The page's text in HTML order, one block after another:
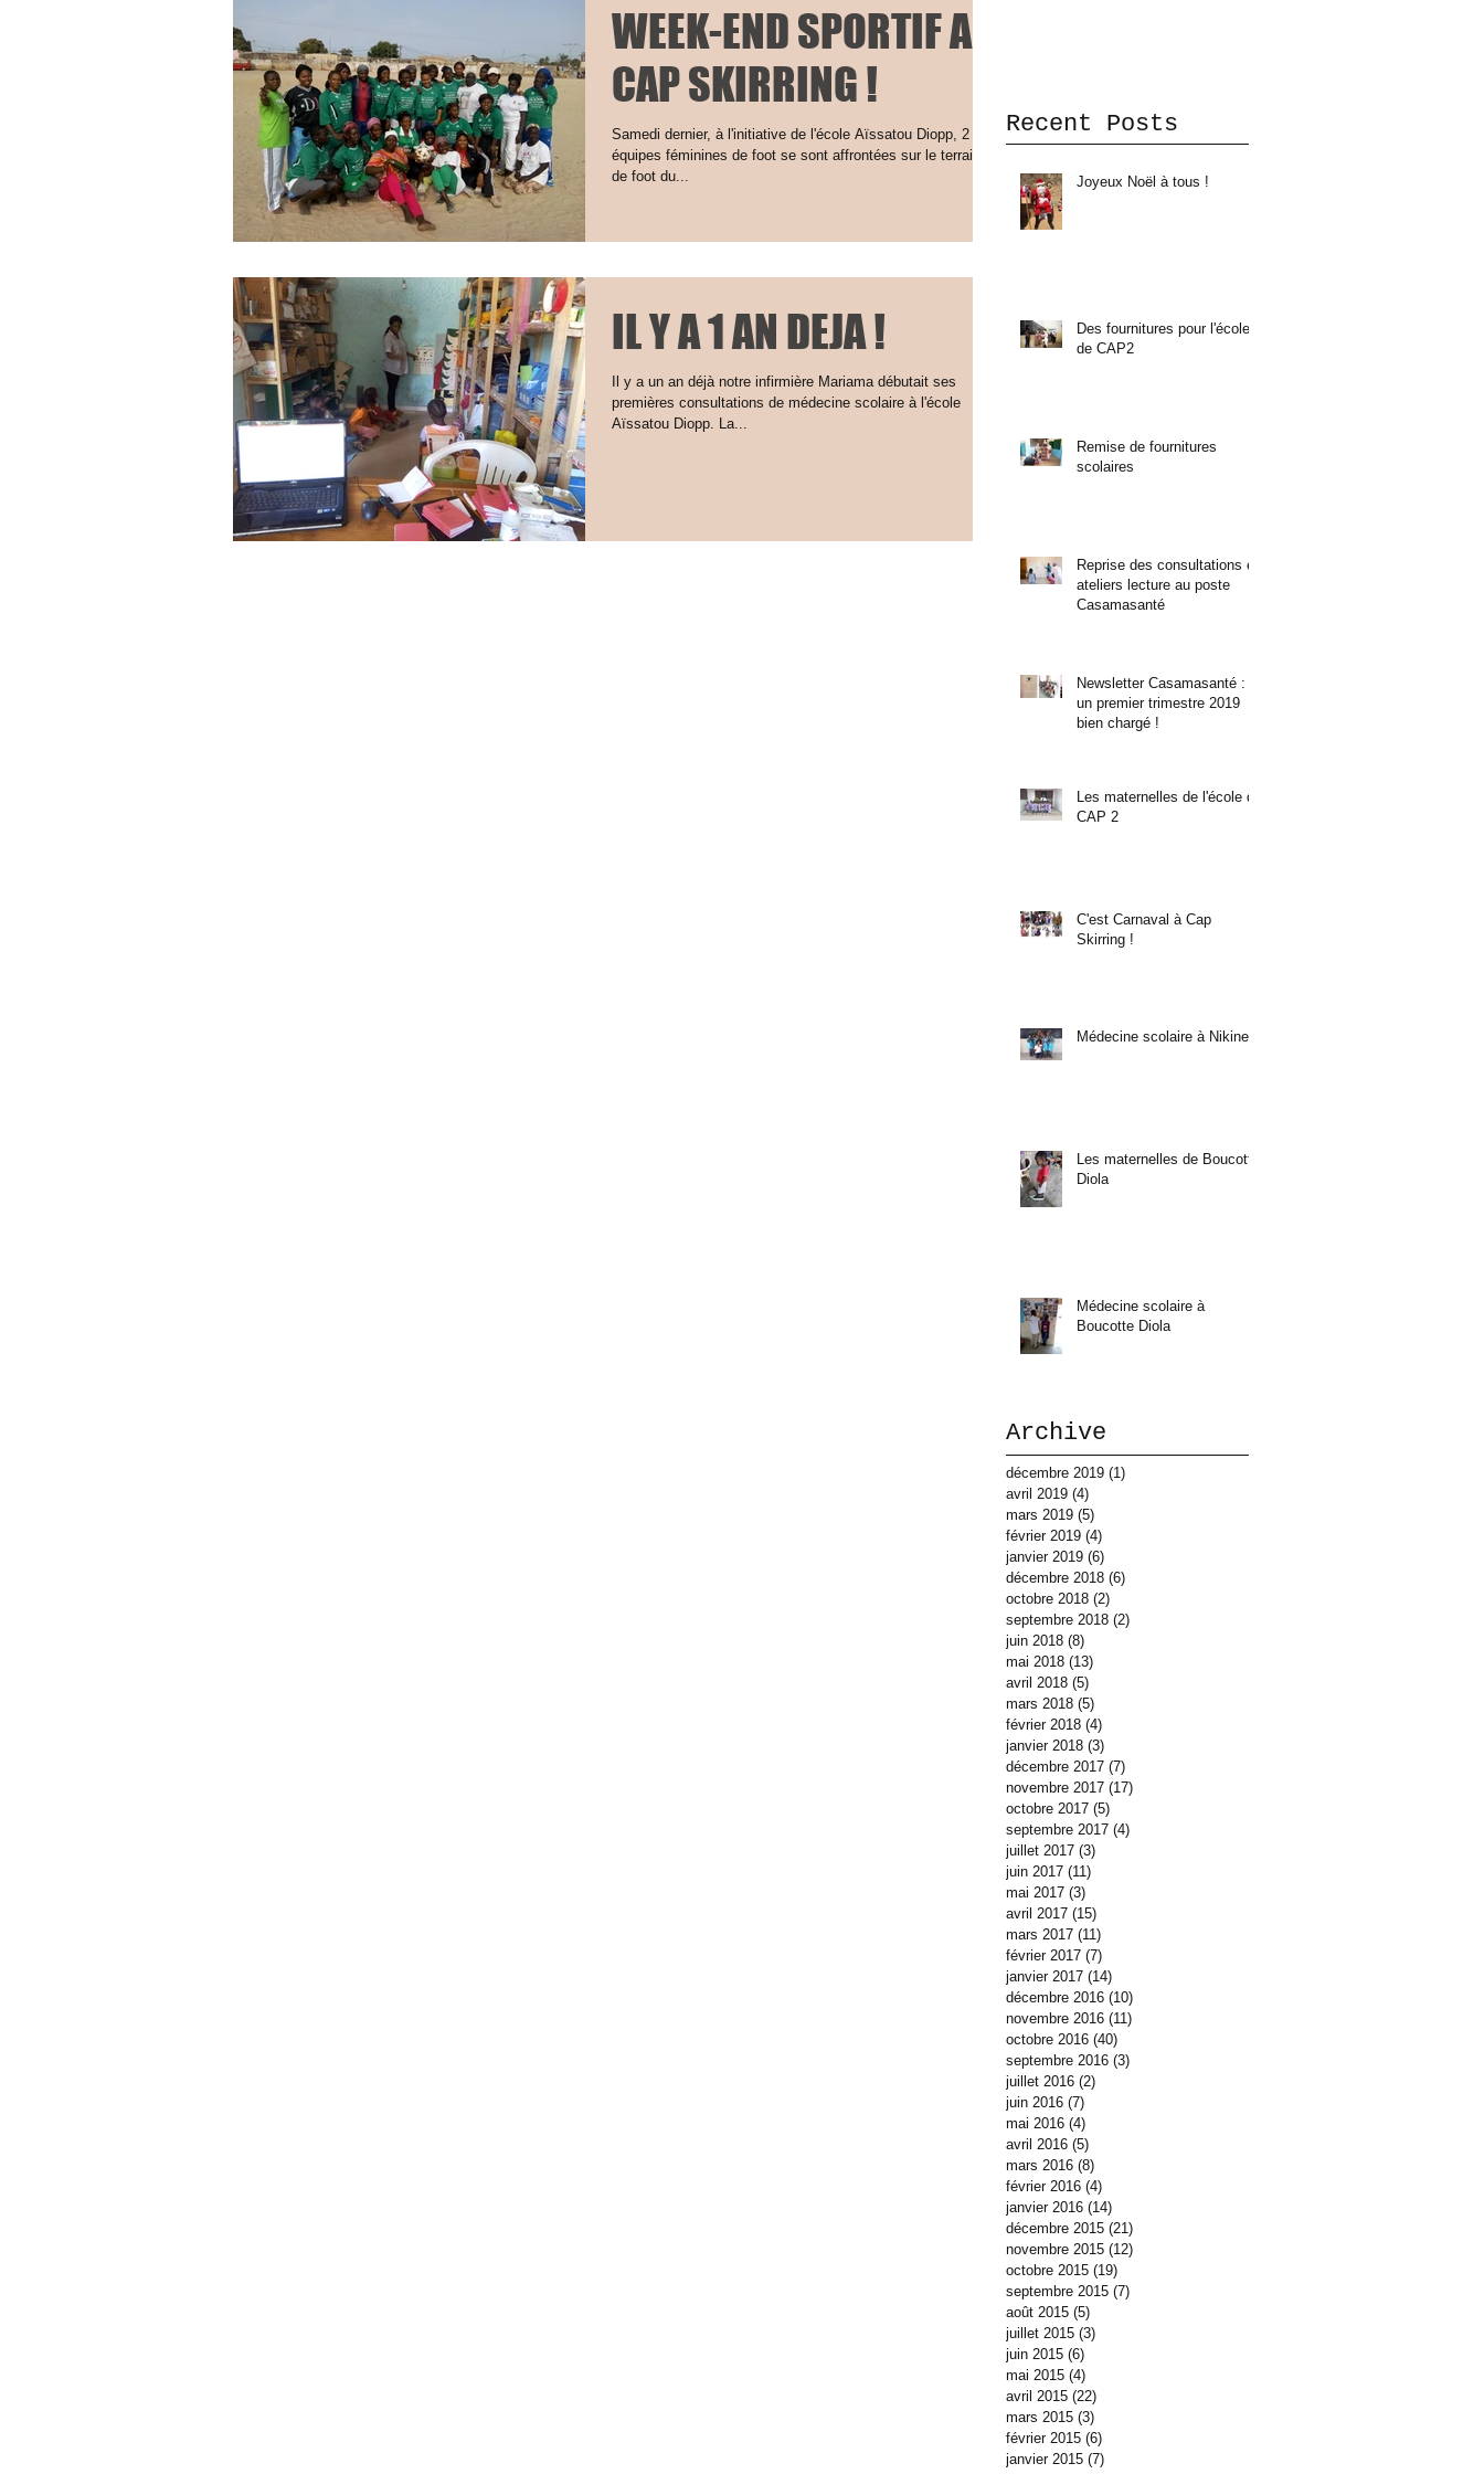
WEEK-END SPORTIF A
CAP SKIRRING !
Samedi dernier, à l'initiative de l'école Aïssatou Diopp, 2
équipes féminines de foot se sont affrontées sur le terrain
de foot du...
IL Y A 1 AN DEJA !
Il y a un an déjà notre infirmière Mariama débutait ses
premières consultations de médecine scolaire à l'école
Aïssatou Diopp. La...
Recent Posts
Joyeux Noël à tous !
Des fournitures pour l'école
de CAP2
Remise de fournitures
scolaires
Reprise des consultations et
ateliers lecture au poste
Casamasanté
Newsletter Casamasanté :
un premier trimestre 2019
bien chargé !
Les maternelles de l'école de
CAP 2
C'est Carnaval à Cap
Skirring !
Médecine scolaire à Nikine
Les maternelles de Boucotte
Diola
Médecine scolaire à
Boucotte Diola
Archive
décembre 2019 (1)
avril 2019 (4)
mars 2019 (5)
février 2019 (4)
janvier 2019 (6)
décembre 2018 (6)
octobre 2018 (2)
septembre 2018 (2)
juin 2018 (8)
mai 2018 (13)
avril 2018 (5)
mars 2018 (5)
février 2018 (4)
janvier 2018 (3)
décembre 2017 (7)
novembre 2017 (17)
octobre 2017 (5)
septembre 2017 (4)
juillet 2017 (3)
juin 2017 (11)
mai 2017 (3)
avril 2017 (15)
mars 2017 (11)
février 2017 (7)
janvier 2017 (14)
décembre 2016 (10)
novembre 2016 (11)
octobre 2016 (40)
septembre 2016 (3)
juillet 2016 (2)
juin 2016 (7)
mai 2016 (4)
avril 2016 (5)
mars 2016 (8)
février 2016 (4)
janvier 2016 (14)
décembre 2015 (21)
novembre 2015 (12)
octobre 2015 (19)
septembre 2015 (7)
août 2015 (5)
juillet 2015 (3)
juin 2015 (6)
mai 2015 (4)
avril 2015 (22)
mars 2015 (3)
février 2015 (6)
janvier 2015 (7)